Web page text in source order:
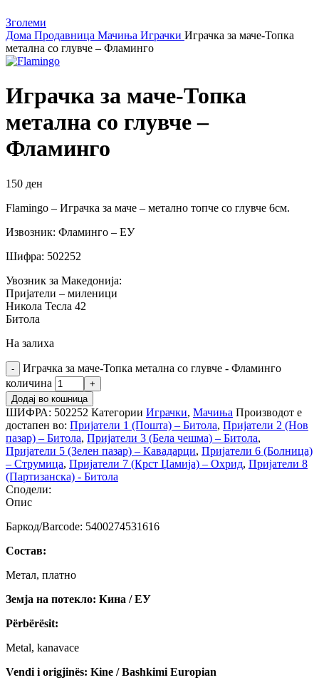
Зголеми
Дома Продавница Мачиња Играчки Играчка за маче-Топка
метална со глувче – Фламинго
Играчка за маче-Топка
метална со глувче –
Фламинго
150 ден
Flamingo – Играчка за маче – метално топче со глувче 6см.
Извозник: Фламинго – ЕУ
Шифра: 502252
Увозник за Македонија:
Пријатели – миленици
Никола Тесла 42
Битола
На залиха
Играчка за маче-Топка метална со глувче - Фламинго
количина
Додај во кошница
ШИФРА: 502252 Категории Играчки, Мачиња Производот е
достапен во: Пријатели 1 (Пошта) – Битола, Пријатели 2 (Нов
пазар) – Битола, Пријатели 3 (Бела чешма) – Битола,
Пријатели 5 (Зелен пазар) – Кавадарци, Пријатели 6 (Болница)
– Струмица, Пријатели 7 (Крст Џамија) – Охрид, Пријатели 8
(Партизанска) - Битола
Сподели:
Опис
Баркод/Barcode: 5400274531616
Состав:
Метал, платно
Земја на потекло: Кина / ЕУ
Përbërësit:
Metal, kanavace
Vendi i origjinës: Kine / Bashkimi Europian